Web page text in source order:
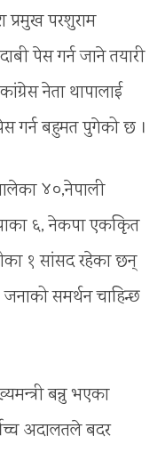
प्रमुख परशुराम
पेस गर्न जाने तयारी
नेता थापालाई
गर्न बहुमत पुगेको छ ।
४०,नेपाली
६, नेकपा एककिृत
१ सांसद रहेका छन्
समर्थन चाहिन्छ
बन्नु भएका
अदालतले बदर